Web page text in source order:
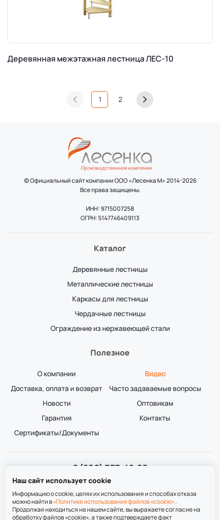
Деревянная межэтажная лестница ЛЕС-10
1 2
© Официальный сайт компании ООО «Лесенка М» 2014-2026
Все права защищены.
ИНН: 9715007258
ОГРН: 5147746409113
Каталог
Деревянные лестницы
Металлические лестницы
Каркасы для лестницы
Чердачные лестницы
Ограждение из нержавеющей стали
Полезное
О компании
Доставка, оплата и возврат
Новости
Гарантия
Сертификаты/Документы
Видео
Часто задаваемые вопросы
Оптовикам
Контакты
8 (800) 333-49-25
Звонок бесплатный
пн-пт 8:00-20:00
сб-вс 9:00-20:00
Наш сайт использует cookie
Информацию о cookie, целях их использования и способах отказа
можно найти в«Политике использования файлов «cookie».
Продолжая находиться на нашем сайте, вы выражаете согласие на
обработку файлов «cookie», а также подтверждаете факт